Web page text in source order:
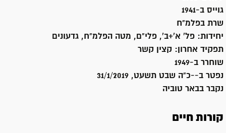
גוייס ב-1941
שרת בפלמ"ח
יחידות: פל' א'+ב', פלי"ם, מטה הפלמ"ח, גדעונים
תפקיד אחרון: קצין קשר
שוחרר ב-1949
נפטר ב--כ"ה שבט תשעט, 31/1/2019
נקבר בבאר טוביה
קורות חיים